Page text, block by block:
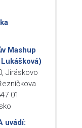
Mashup
Jiráskovo
01
uvádí: